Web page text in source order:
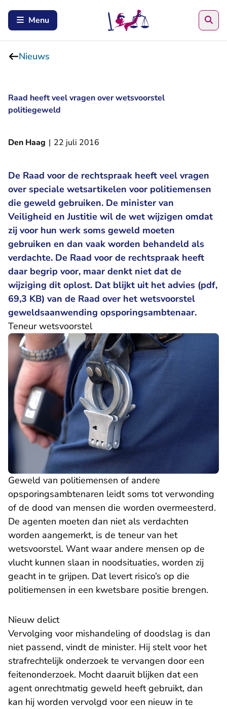
Menu
Nieuws
Raad heeft veel vragen over wetsvoorstel
politiegeweld
Den Haag | 22 juli 2016
De Raad voor de rechtspraak heeft veel vragen
over speciale wetsartikelen voor politiemensen
die geweld gebruiken. De minister van
Veiligheid en Justitie wil de wet wijzigen omdat
zij voor hun werk soms geweld moeten
gebruiken en dan vaak worden behandeld als
verdachte. De Raad voor de rechtspraak heeft
daar begrip voor, maar denkt niet dat de
wijziging dit oplost. Dat blijkt uit het advies (pdf,
69,3 KB) van de Raad over het wetsvoorstel
geweldsaanwending opsporingsambtenaar.
Teneur wetsvoorstel
Geweld van politiemensen of andere
opsporingsambtenaren leidt soms tot verwonding
of de dood van mensen die worden overmeesterd.
De agenten moeten dan niet als verdachten
worden aangemerkt, is de teneur van het
wetsvoorstel. Want waar andere mensen op de
vlucht kunnen slaan in noodsituaties, worden zij
geacht in te grijpen. Dat levert risico’s op die
politiemensen in een kwetsbare positie brengen.
Nieuw delict
Vervolging voor mishandeling of doodslag is dan
niet passend, vindt de minister. Hij stelt voor het
strafrechtelijk onderzoek te vervangen door een
feitenonderzoek. Mocht daaruit blijken dat een
agent onrechtmatig geweld heeft gebruikt, dan
kan hij worden vervolgd voor een nieuw in te